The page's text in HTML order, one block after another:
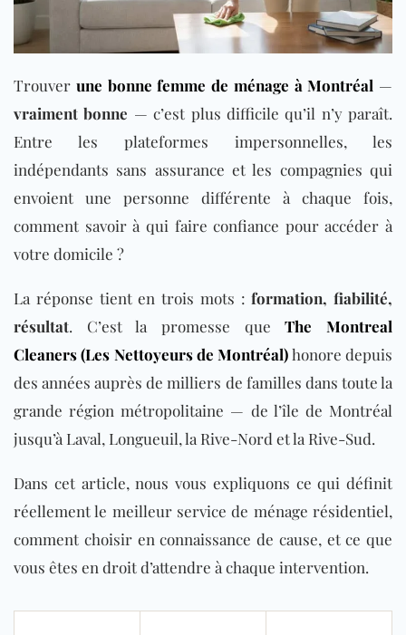
Trouver une bonne femme de ménage à Montréal —
vraiment bonne — c’est plus difficile qu’il n’y paraît.
Entre les plateformes impersonnelles, les
indépendants sans assurance et les compagnies qui
envoient une personne différente à chaque fois,
comment savoir à qui faire confiance pour accéder à
votre domicile ?
La réponse tient en trois mots :formation, fiabilité,
résultat. C’est la promesse queThe Montreal
Cleaners (Les Nettoyeurs de Montréal)honore depuis
des années auprès de milliers de familles dans toute la
grande région métropolitaine — de l’île de Montréal
jusqu’à Laval, Longueuil, la Rive-Nord et la Rive-Sud.
Dans cet article, nous vous expliquons ce qui définit
réellement le meilleur service de ménage résidentiel,
comment choisir en connaissance de cause, et ce que
vous êtes en droit d’attendre à chaque intervention.